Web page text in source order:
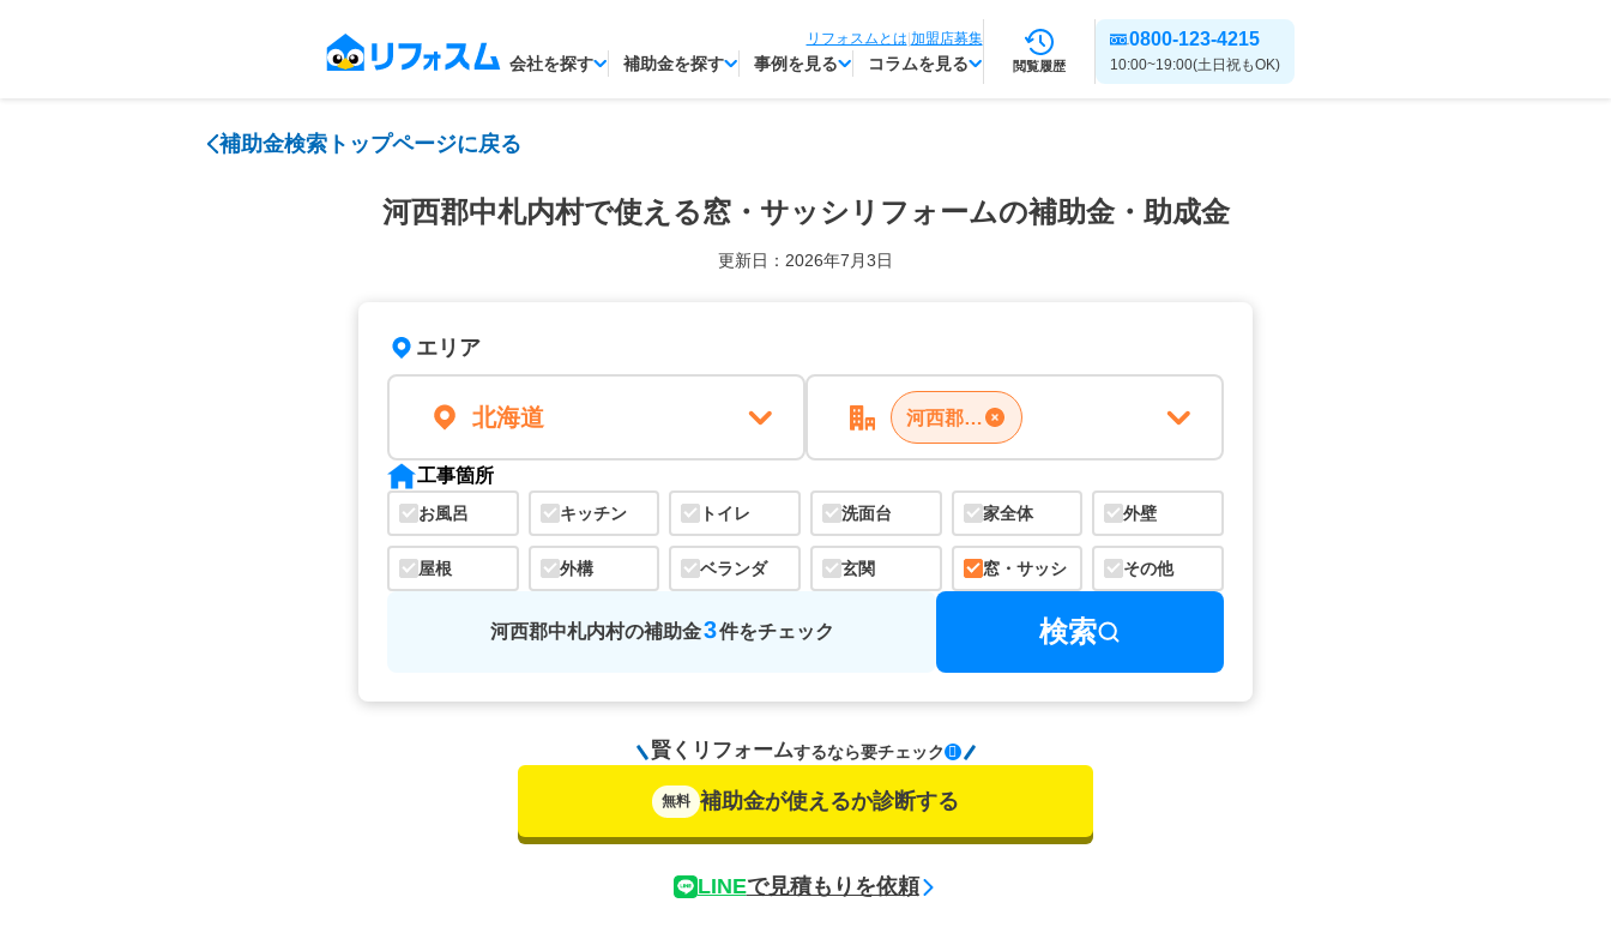
リフォスムとは|加盟店募集
会社を探す 補助金を探す 事例を見る コラムを見る 閲覧履歴
0800-123-4215
10:00~19:00(土日祝もOK)
補助金検索トップページに戻る
河西郡中札内村で使える窓・サッシリフォームの補助金・助成金
更新日：2026年7月3日
エリア
北海道 河西郡中札内村
工事箇所
お風呂 キッチン トイレ 洗面台 家全体 外壁
屋根 外構 ベランダ 玄関 窓・サッシ その他
河西郡中札内村の補助金3件をチェック 検索
賢くリフォームするなら要チェック
無料 補助金が使えるか診断する
LINEで見積もりを依頼